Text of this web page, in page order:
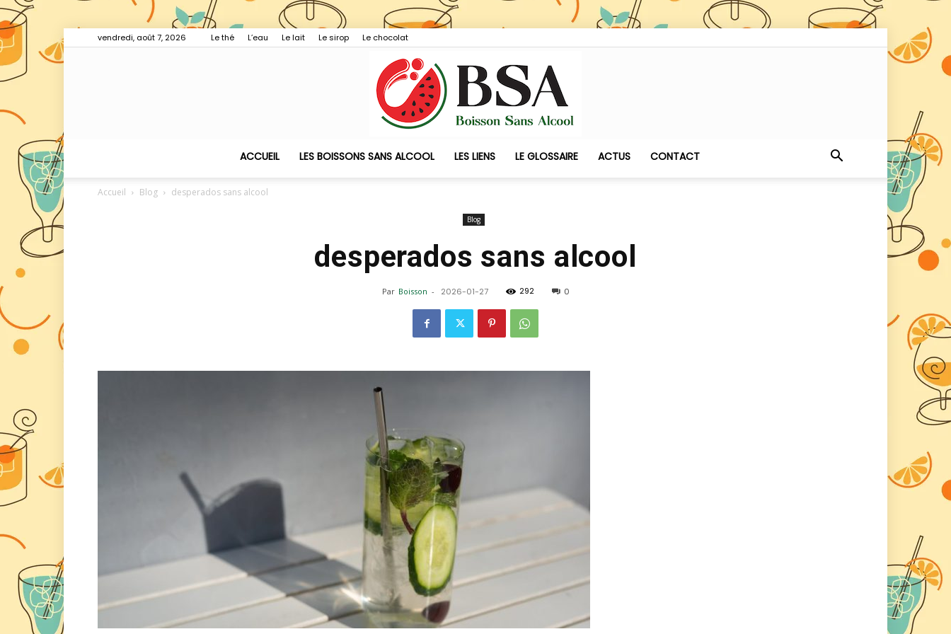
vendredi, août 7, 2026 Le thé L’eau Le lait Le sirop Le chocolat
ACCUEIL LES BOISSONS SANS ALCOOL LES LIENS LE GLOSSAIRE ACTUS CONTACT
Accueil Blog desperados sans alcool
Blog
desperados sans alcool
Par Boisson - 2026-01-27 292 0